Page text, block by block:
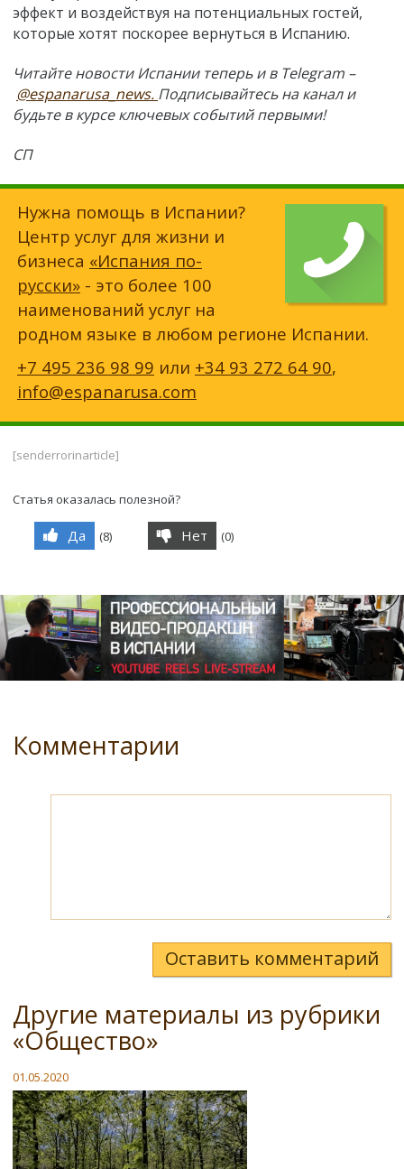
эффект и воздействуя на потенциальных гостей,
которые хотят поскорее вернуться в Испанию.
Читайте новости Испании теперь и в Telegram –
@espanarusa_news. Подписывайтесь на канал и
будьте в курсе ключевых событий первыми!
СП
Нужна помощь в Испании?
Центр услуг для жизни и
бизнеса «Испания по-
русски» - это более 100
наименований услуг на
родном языке в любом регионе Испании.
+7 495 236 98 99 или +34 93 272 64 90,
info@espanarusa.com
[senderrorinarticle]
Статья оказалась полезной?
Да (8) Нет (0)
Комментарии
Оставить комментарий
Другие материалы из рубрики
«Общество»
01.05.2020